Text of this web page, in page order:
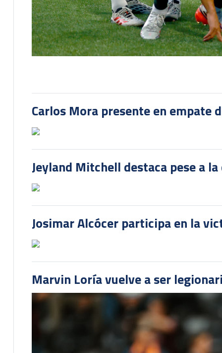
Carlos Mora presente en empate
Jeyland Mitchell destaca pese a
Josimar Alcócer participa en la
Marvin Loría vuelve a ser